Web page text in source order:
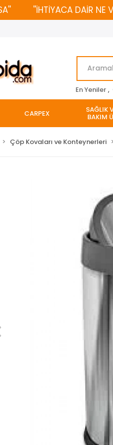
''İHTİYACA DAİR NE
En Yeniler ,
CARPEX SAĞLIK
BAKIM
Çöp Kovaları ve Konteynerleri